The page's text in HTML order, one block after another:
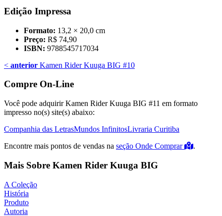
Edição Impressa
Formato: 13,2 × 20,0 cm
Preço: R$ 74,90
ISBN: 9788545717034
< anterior Kamen Rider Kuuga BIG #10
Compre On-Line
Você pode adquirir Kamen Rider Kuuga BIG #11 em formato
impresso no(s) site(s) abaixo:
Companhia das LetrasMundos InfinitosLivraria Curitiba
Encontre mais pontos de vendas na seção Onde Comprar .
Mais Sobre Kamen Rider Kuuga BIG
A Coleção
História
Produto
Autoria